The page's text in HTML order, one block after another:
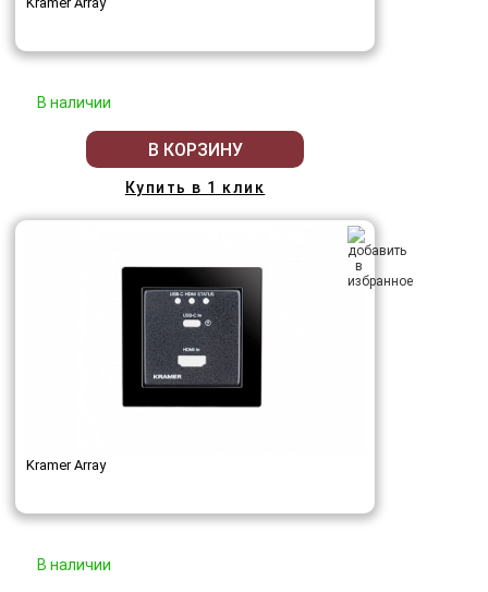
В наличии
В КОРЗИНУ
Купить в 1 клик
Kramer Array
В наличии